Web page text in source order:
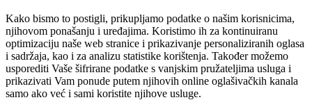
Kako bismo to postigli, prikupljamo podatke o našim korisnicima,
njihovom ponašanju i uređajima. Koristimo ih za kontinuiranu
optimizaciju naše web stranice i prikazivanje personaliziranih oglasa
i sadržaja, kao i za analizu statistike korištenja. Također možemo
usporediti Vaše šifrirane podatke s vanjskim pružateljima usluga i
prikazivati Vam ponude putem njihovih online oglašivačkih kanala
samo ako već i sami koristite njihove usluge.